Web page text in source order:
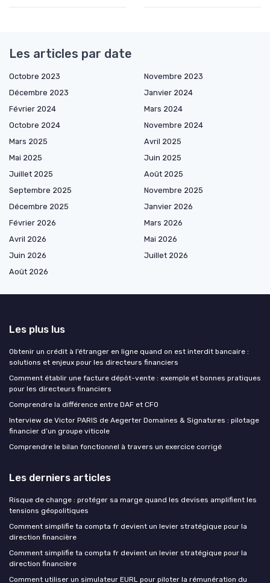
Les articles par date
Octobre 2023
Novembre 2023
Décembre 2023
Janvier 2024
Février 2024
Mars 2024
Octobre 2024
Novembre 2024
Mars 2025
Avril 2025
Mai 2025
Juin 2025
Juillet 2025
Août 2025
Septembre 2025
Novembre 2025
Décembre 2025
Janvier 2026
Février 2026
Mars 2026
Avril 2026
Mai 2026
Juin 2026
Juillet 2026
Août 2026
Les plus lus
Obtenir un crédit à l’étranger en ligne quand on est interdit bancaire :
solutions et enjeux pour les directeurs financiers
Comment établir une facture dépôt-vente : exemple et bonnes pratiques
pour les directeurs financiers
Comprendre la différence entre DAF et CFO
Interview de Victor PARIS de Aegerter Domaines & Signatures : pilotage
financier d’un groupe viticole
Comprendre le bilan fonctionnel à travers un exercice corrigé
Les derniers articles
Risque de change : protéger sa marge quand les devises amplifient les
tensions géopolitiques
Comment simplifie ta compta fr devient un levier stratégique pour la
direction financière
Comment simplifie ta compta fr devient un levier stratégique pour la
direction financière
Comment utiliser un simulateur EURL pour piloter la rémunération du